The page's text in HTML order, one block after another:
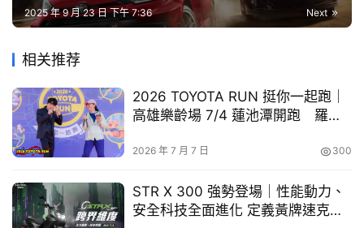
百
中
車
買
車
幫
幫
忙
區而具有特殊意義。考量環境承載量分別在翠山步道與大崙
尾山步道進行不同活動。翠山步道因其多樣的森林生態及戶
外教育價值而聞名，但近年來步道旁長有強勢的外來種植
崙尾山步道則協助以自然素材修復步道，為未來的保育工作
奠定基礎，傳遞「遊憩、教育與保護應同步推進，才能守護
山林世代永續」的理念。
Next
2025 年 9 月 23 日 下午 7:36
相关推荐
2026 TOYOTA RUN 挺你一起跑｜
高雄樂齡場 7/4 蓮池潭開跑 羅時
2026 年 7 月 7 日 300
STR X 300 強勢登場｜性能動力、
安全科技全面進化 定義黃牌速克達